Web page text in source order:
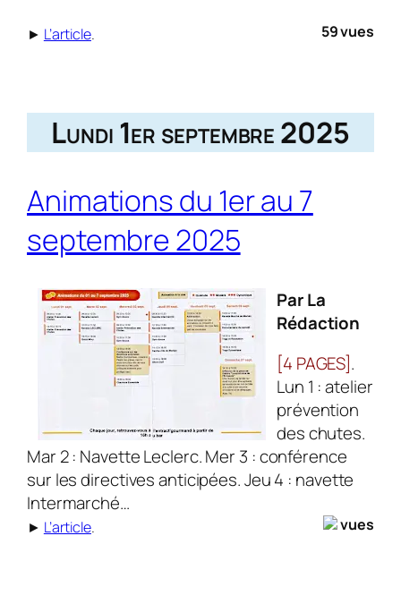
► L’article. 59 vues
Lundi 1er septembre 2025
Animations du 1er au 7
septembre 2025
Par La
Rédaction
[4 PAGES].
Lun 1 : atelier
prévention
des chutes.
Mar 2 : Navette Leclerc. Mer 3 : conférence
sur les directives anticipées. Jeu 4 : navette
Intermarché…
► L’article. vues